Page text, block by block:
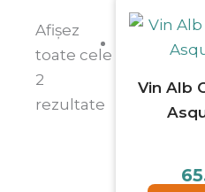
Vin Alb
Afișez
toate cele
2
rezultate